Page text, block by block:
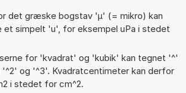
det græske bogstav 'µ' (= mikro) kan
et simpelt 'u', for eksempel uPa i stedet
for 'kvadrat' og 'kubik' kan tegnet '^'
'^2' og '^3'. Kvadratcentimeter kan derfor
i stedet for cm^2.